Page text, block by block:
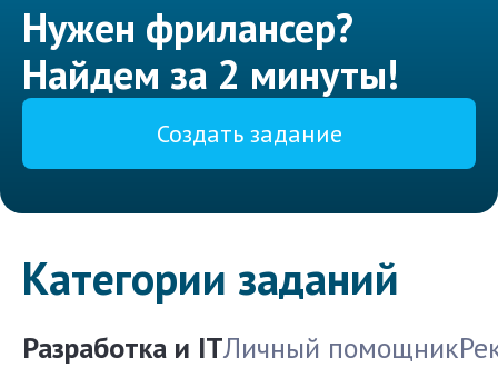
Нужен фрилансер?
Найдем за 2 минуты!
Создать задание
Категории заданий
Разработка и ITЛичный помощник